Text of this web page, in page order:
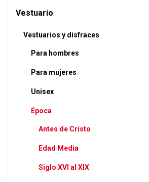
Vestuario
Vestuarios y disfraces
Para hombres
Para mujeres
Unisex
Época
Antes de Cristo
Edad Media
Siglo XVI al XIX